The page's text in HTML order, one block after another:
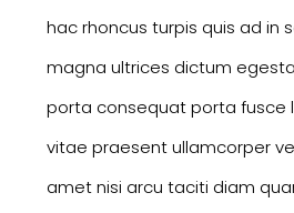
hac rhoncus turpis quis ad in
magna ultrices dictum
porta consequat porta fusce
vitae praesent ullamcorper
amet nisi arcu taciti diam